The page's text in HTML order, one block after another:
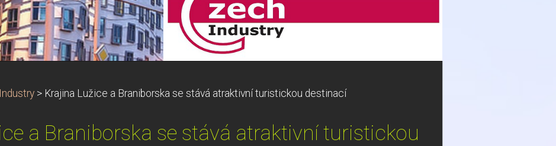
> Krajina Lužice a Braniborska se stává atraktivní turistickou destinací
a Braniborska se stává atraktivní turistickou